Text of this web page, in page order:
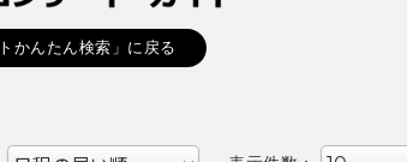
かんたん検索」に戻る